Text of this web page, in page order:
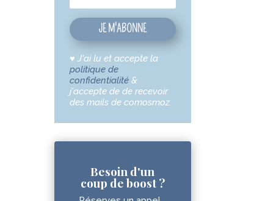
JE M'ABONNE
♥ J'ai lu et accepte la
politique de
confidentialité &
j'accepte de de recevoir
des mails de comosmoz.
Besoin d'un
coup de boost ?